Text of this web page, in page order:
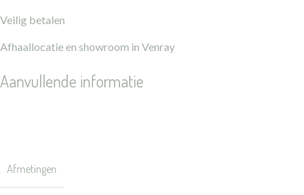
Veilig betalen
Afhaallocatie en showroom in Venray
Aanvullende informatie
Afmetingen